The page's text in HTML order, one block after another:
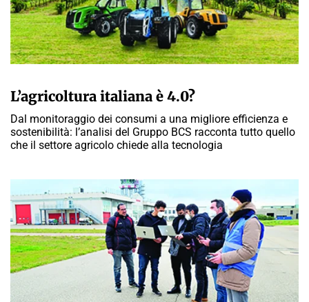
L’agricoltura italiana è 4.0?
Dal monitoraggio dei consumi a una migliore efficienza e
sostenibilità: l’analisi del Gruppo BCS racconta tutto quello
che il settore agricolo chiede alla tecnologia